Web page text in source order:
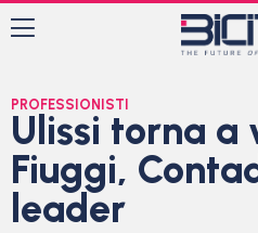
PROFESSIONISTI
Ulissi torna a
Fiuggi,
leader